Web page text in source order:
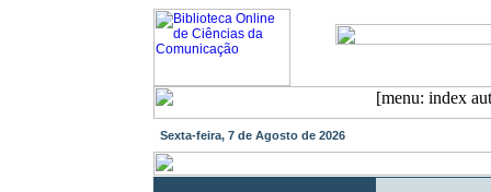
Sexta-feira, 7 de Agosto de 2026